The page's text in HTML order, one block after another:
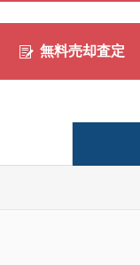
無料売却査定